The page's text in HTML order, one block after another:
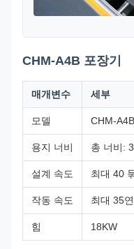
CHM-A4B 포장기
매개변수 세부
모델 CHM-A4B
용지 너비 총 너비:
설계 속도 최대 40
작동 속도 최대 35
힘 18KW